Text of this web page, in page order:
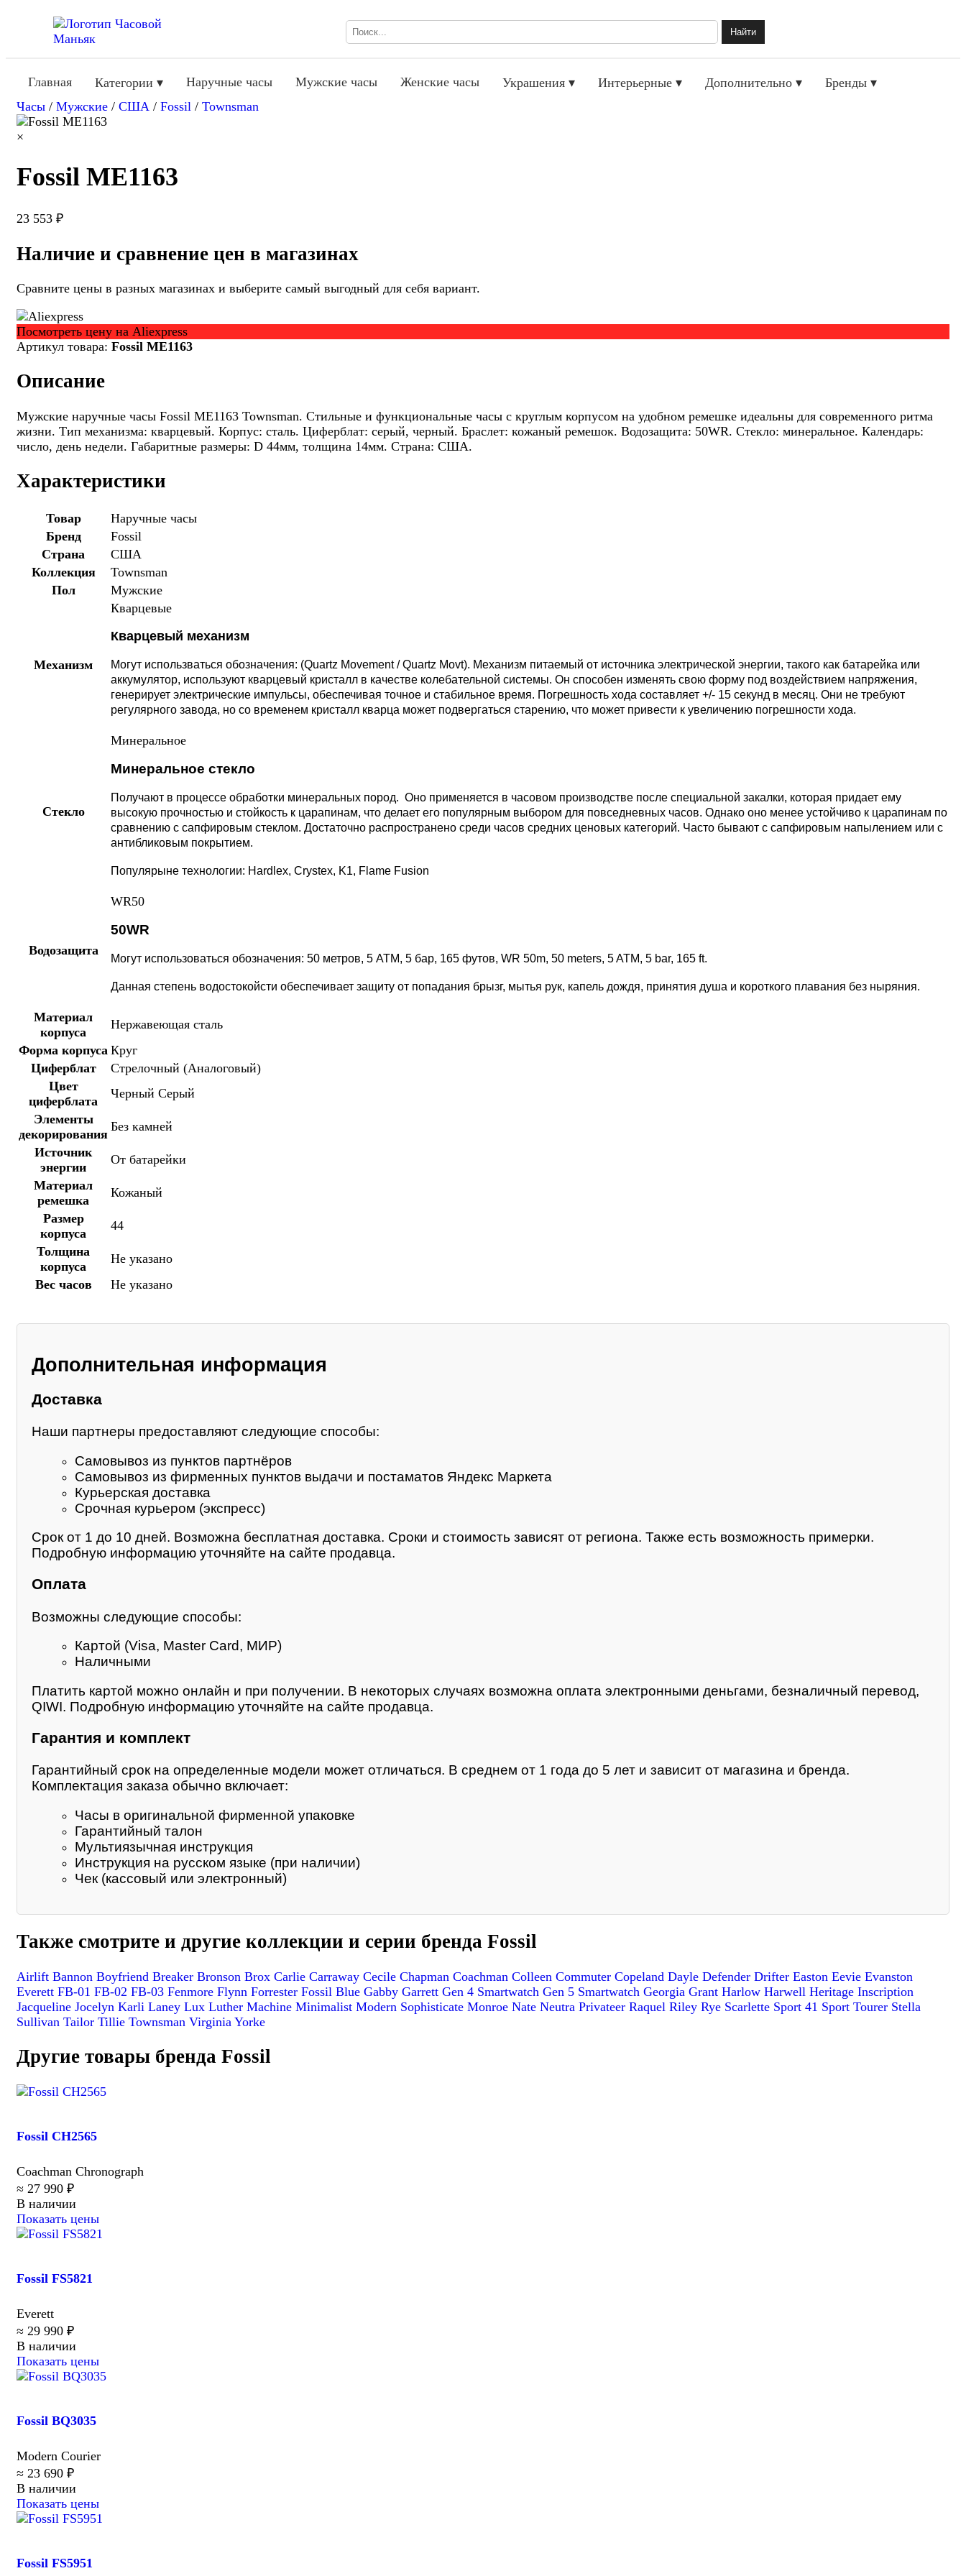
Найти
Главная Категории ▾ Наручные часы Мужские часы Женские часы Украшения ▾ Интерьерные ▾ Дополнительно ▾
Бренды ▾
Часы / Мужские / США / Fossil / Townsman
×
Fossil ME1163
23 553 ₽
Наличие и сравнение цен в магазинах
Сравните цены в разных магазинах и выберите самый выгодный для себя вариант.
Посмотреть цену на Aliexpress
Артикул товара: Fossil ME1163
Описание
Мужские наручные часы Fossil ME1163 Townsman. Стильные и функциональные часы с круглым корпусом на удобном ремешке идеальны для современного ритма
жизни. Тип механизма: кварцевый. Корпус: сталь. Циферблат: серый, черный. Браслет: кожаный ремешок. Водозащита: 50WR. Стекло: минеральное. Календарь:
число, день недели. Габаритные размеры: D 44мм, толщина 14мм. Страна: США.
Характеристики
Товар
Наручные часы
Бренд
Fossil
Страна
США
Коллекция
Townsman
Пол
Мужские
Механизм
Кварцевые
Кварцевый механизм
Могут использваться обозначения: (Quartz Movement / Quartz Movt). Механизм питаемый от источника электрической энергии, такого как батарейка или
аккумулятор, используют кварцевый кристалл в качестве колебательной системы. Он способен изменять свою форму под воздействием напряжения,
генерирует электрические импульсы, обеспечивая точное и стабильное время. Погрешность хода составляет +/- 15 секунд в месяц. Они не требуют
регулярного завода, но со временем кристалл кварца может подвергаться старению, что может привести к увеличению погрешности хода.
Стекло
Минеральное
Минеральное стекло
Получают в процессе обработки минеральных пород. Оно применяется в часовом производстве после специальной закалки, которая придает ему
высокую прочностью и стойкость к царапинам, что делает его популярным выбором для повседневных часов. Однако оно менее устойчиво к царапинам по
сравнению с сапфировым стеклом. Достаточно распространено среди часов средних ценовых категорий. Часто бывают с сапфировым напылением или с
антибликовым покрытием.
Популярыне технологии: Hardlex, Crystex, K1, Flame Fusion
Водозащита
WR50
50WR
Могут использоваться обозначения: 50 метров, 5 АТМ, 5 бар, 165 футов, WR 50m, 50 meters, 5 ATM, 5 bar, 165 ft.
Данная степень водостокойсти обеспечивает защиту от попадания брызг, мытья рук, капель дождя, принятия душа и короткого плавания без ныряния.
Материал
корпуса
Нержавеющая сталь
Форма корпуса Круг
Циферблат
Стрелочный (Аналоговый)
Цвет
циферблата
Черный Серый
Элементы
декорирования
Без камней
Источник
энергии
От батарейки
Материал
ремешка
Кожаный
Размер
корпуса
44
Толщина
корпуса
Не указано
Вес часов
Не указано
Дополнительная информация
Доставка
Наши партнеры предоставляют следующие способы:
Самовывоз из пунктов партнёров
Самовывоз из фирменных пунктов выдачи и постаматов Яндекс Маркета
Курьерская доставка
Срочная курьером (экспресс)
Срок от 1 до 10 дней. Возможна бесплатная доставка. Сроки и стоимость зависят от региона. Также есть возможность примерки.
Подробную информацию уточняйте на сайте продавца.
Оплата
Возможны следующие способы:
Картой (Visa, Master Card, МИР)
Наличными
Платить картой можно онлайн и при получении. В некоторых случаях возможна оплата электронными деньгами, безналичный перевод,
QIWI. Подробную информацию уточняйте на сайте продавца.
Гарантия и комплект
Гарантийный срок на определенные модели может отличаться. В среднем от 1 года до 5 лет и зависит от магазина и бренда.
Комплектация заказа обычно включает:
Часы в оригинальной фирменной упаковке
Гарантийный талон
Мультиязычная инструкция
Инструкция на русском языке (при наличии)
Чек (кассовый или электронный)
Также смотрите и другие коллекции и серии бренда Fossil
Airlift Bannon Boyfriend Breaker Bronson Brox Carlie Carraway Cecile Chapman Coachman Colleen Commuter Copeland Dayle Defender Drifter Easton Eevie Evanston
Everett FB-01 FB-02 FB-03 Fenmore Flynn Forrester Fossil Blue Gabby Garrett Gen 4 Smartwatch Gen 5 Smartwatch Georgia Grant Harlow Harwell Heritage Inscription
Jacqueline Jocelyn Karli Laney Lux Luther Machine Minimalist Modern Sophisticate Monroe Nate Neutra Privateer Raquel Riley Rye Scarlette Sport 41 Sport Tourer Stella
Sullivan Tailor Tillie Townsman Virginia Yorke
Другие товары бренда Fossil
Fossil CH2565
Coachman Chronograph
≈ 27 990 ₽
В наличии
Показать цены
Fossil FS5821
Everett
≈ 29 990 ₽
В наличии
Показать цены
Fossil BQ3035
Modern Courier
≈ 23 690 ₽
В наличии
Показать цены
Fossil FS5951